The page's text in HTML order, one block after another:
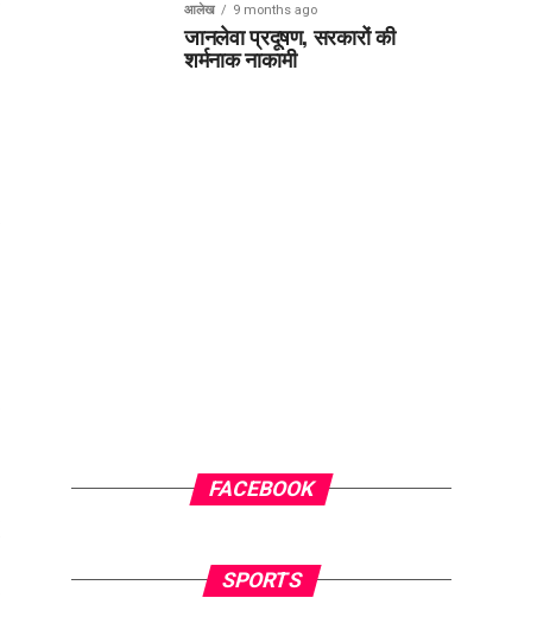
आलेख 9 months ago
जानलेवा प्रदूषण, सरकारों की
शर्मनाक नाकामी
FACEBOOK
SPORTS